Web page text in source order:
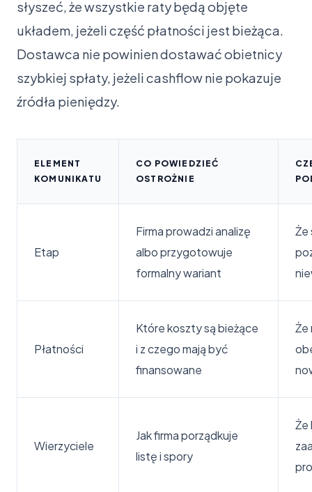
słyszeć, że wszystkie raty będą objęte
układem, jeżeli część płatności jest bieżąca.
Dostawca nie powinien dostawać obietnicy
szybkiej spłaty, jeżeli cashflow nie pokazuje
źródła pieniędzy.
ELEMENT
KOMUNIKATU
CO POWIEDZIEĆ
OSTROŻNIE
Etap
Firma prowadzi analizę
albo przygotowuje
formalny wariant
Że
Płatności
Które koszty są bieżące
i z czego mają być
finansowane
Że
Wierzyciele
Jak firma porządkuje
listę i spory
Że